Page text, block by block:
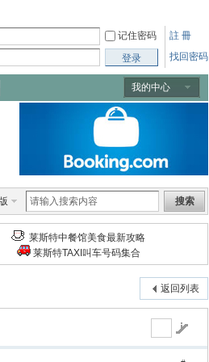
註 冊
找回密码
记住密码
登录
我的中心
搜索
莱斯特中餐馆美食最新攻略
莱斯特TAXI叫车号码集合
返回列表